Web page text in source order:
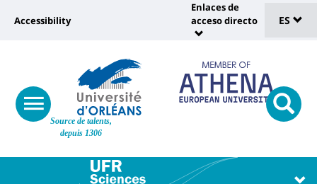
Site
Source de talents,
depuis 1306
Université
responsive
menu
button
Université
vers
page
accessibilité
Accessibility
:
Shortcut
links
Enlaces de
acceso directo
de
ES
Université